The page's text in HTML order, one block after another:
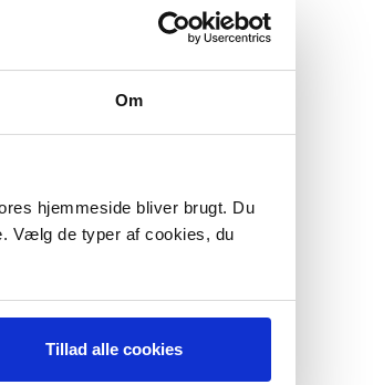
Om
hjemmeside bliver brugt. Du
Vælg de typer af cookies, du
Tillad alle cookies